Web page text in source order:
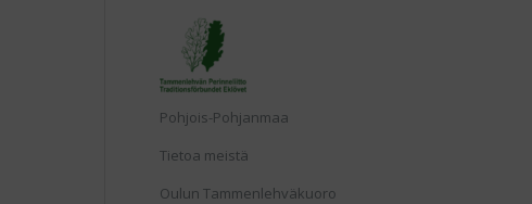
Pohjois-Pohjanmaa
Tietoa meistä
Oulun Tammenlehväkuoro